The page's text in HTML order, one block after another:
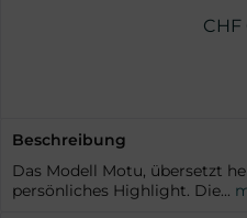
CHF
Beschreibung
Das Modell Motu, übersetzt
persönliches Highlight. Die...